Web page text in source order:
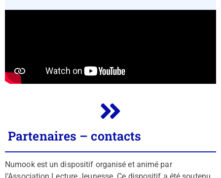
Partenaires – contacts
Numook est un dispositif organisé et animé par